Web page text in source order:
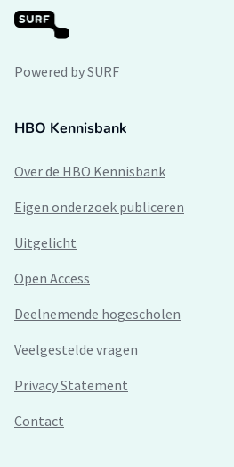
Powered by SURF
HBO Kennisbank
Over de HBO Kennisbank
Eigen onderzoek publiceren
Uitgelicht
Open Access
Deelnemende hogescholen
Veelgestelde vragen
Privacy Statement
Contact